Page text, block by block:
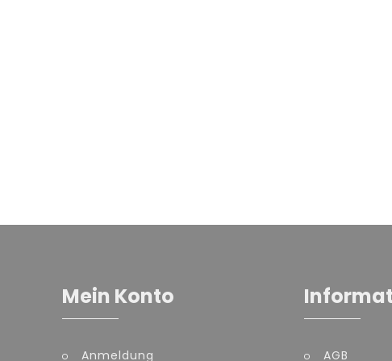
Mein Konto
Anmeldung AGB